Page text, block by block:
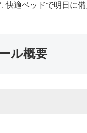
快適ベッドで明日に
ル概要